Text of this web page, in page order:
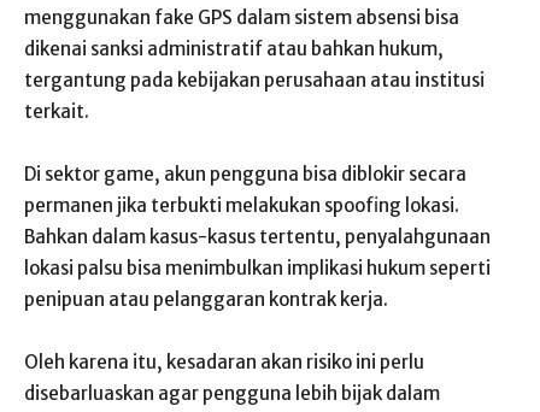
menggunakan fake GPS dalam sistem absensi bisa
dikenai sanksi administratif atau bahkan hukum,
tergantung pada kebijakan perusahaan atau institusi
terkait.
Di sektor game, akun pengguna bisa diblokir secara
permanen jika terbukti melakukan spoofing lokasi.
Bahkan dalam kasus-kasus tertentu, penyalahgunaan
lokasi palsu bisa menimbulkan implikasi hukum seperti
penipuan atau pelanggaran kontrak kerja.
Oleh karena itu, kesadaran akan risiko ini perlu
disebarluaskan agar pengguna lebih bijak dalam